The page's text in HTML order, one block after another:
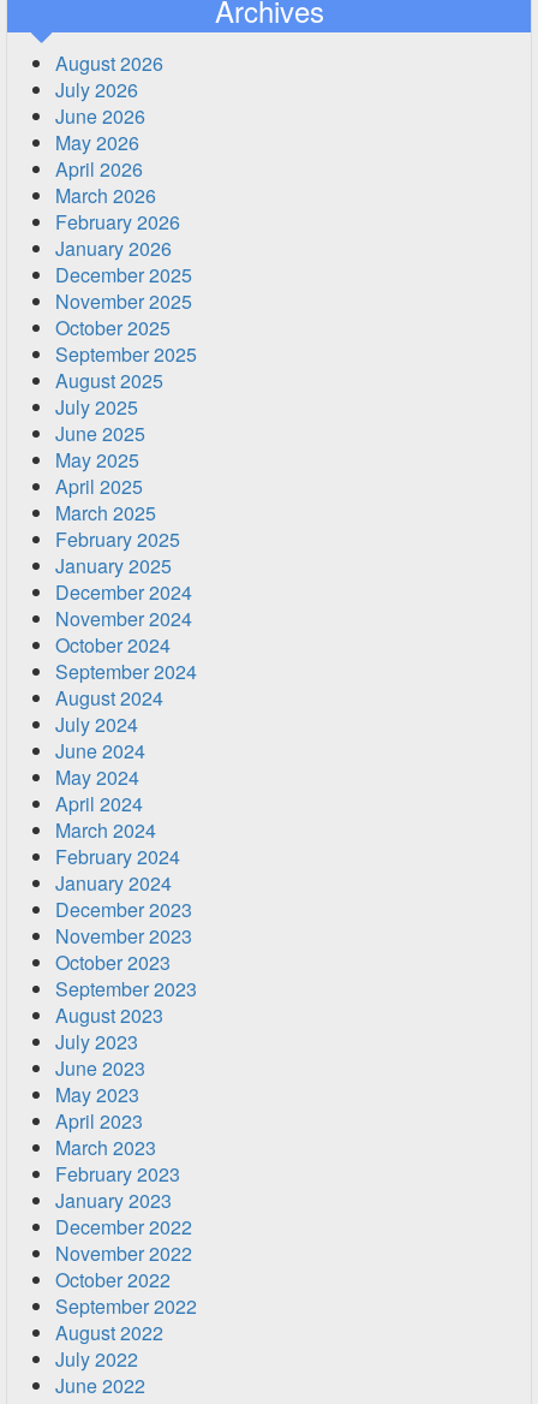
Archives
August 2026
July 2026
June 2026
May 2026
April 2026
March 2026
February 2026
January 2026
December 2025
November 2025
October 2025
September 2025
August 2025
July 2025
June 2025
May 2025
April 2025
March 2025
February 2025
January 2025
December 2024
November 2024
October 2024
September 2024
August 2024
July 2024
June 2024
May 2024
April 2024
March 2024
February 2024
January 2024
December 2023
November 2023
October 2023
September 2023
August 2023
July 2023
June 2023
May 2023
April 2023
March 2023
February 2023
January 2023
December 2022
November 2022
October 2022
September 2022
August 2022
July 2022
June 2022